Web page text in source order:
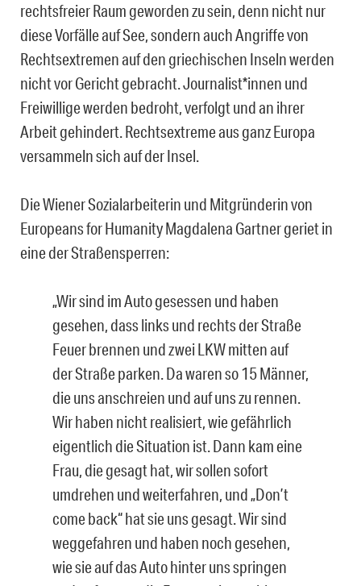
rechtsfreier Raum geworden zu sein, denn nicht nur
diese Vorfälle auf See, sondern auch Angriffe von
Rechtsextremen auf den griechischen Inseln werden
nicht vor Gericht gebracht. Journalist*innen und
Freiwillige werden bedroht, verfolgt und an ihrer
Arbeit gehindert. Rechtsextreme aus ganz Europa
versammeln sich auf der Insel.
Die Wiener Sozialarbeiterin und Mitgründerin von
Europeans for Humanity Magdalena Gartner geriet in
eine der Straßensperren:
„Wir sind im Auto gesessen und haben
gesehen, dass links und rechts der Straße
Feuer brennen und zwei LKW mitten auf
der Straße parken. Da waren so 15 Männer,
die uns anschreien und auf uns zu rennen.
Wir haben nicht realisiert, wie gefährlich
eigentlich die Situation ist. Dann kam eine
Frau, die gesagt hat, wir sollen sofort
umdrehen und weiterfahren, und „Don’t
come back“ hat sie uns gesagt. Wir sind
weggefahren und haben noch gesehen,
wie sie auf das Auto hinter uns springen